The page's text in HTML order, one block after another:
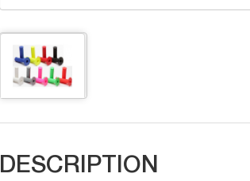
119.00 €83.30 €
DESCRIPTION